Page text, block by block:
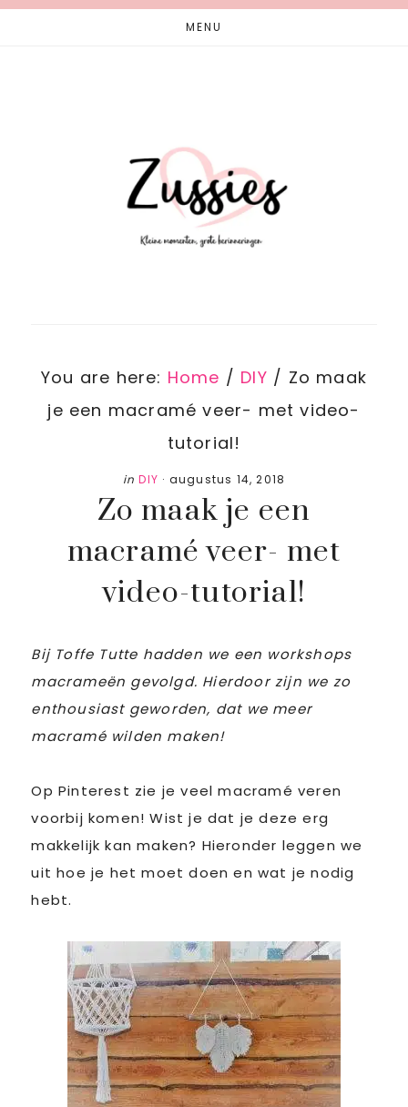
Skip
Skip
MENU
You are here: Home / DIY / Zo maak
je een macramé veer- met video-
tutorial!
in DIY · augustus 14, 2018
Zo maak je een
macramé veer- met
video-tutorial!
Bij Toffe Tutte hadden we een workshops
macrameën gevolgd. Hierdoor zijn we zo
enthousiast geworden, dat we meer
macramé wilden maken!
Op Pinterest zie je veel macramé veren
voorbij komen! Wist je dat je deze erg
makkelijk kan maken? Hieronder leggen we
uit hoe je het moet doen en wat je nodig
hebt.